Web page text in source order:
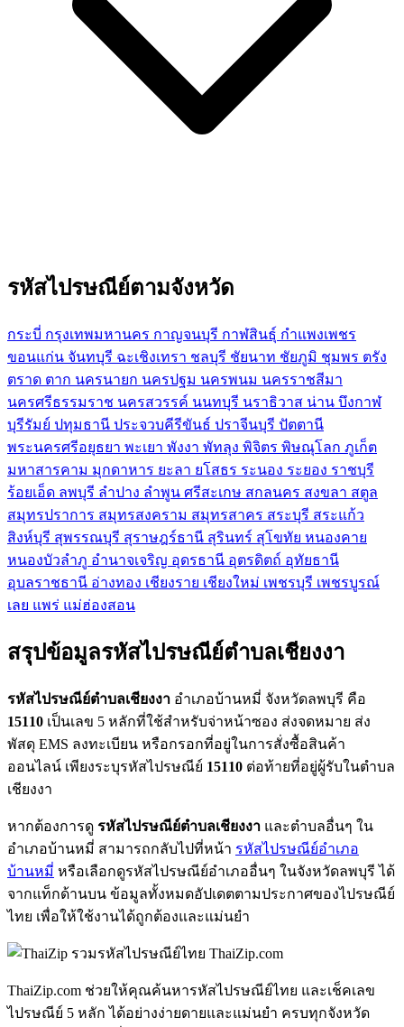
รหัสไปรษณีย์ตามจังหวัด
กระบี่ กรุงเทพมหานคร กาญจนบุรี กาฬสินธุ์ กำแพงเพชร
ขอนแก่น จันทบุรี ฉะเชิงเทรา ชลบุรี ชัยนาท ชัยภูมิ ชุมพร ตรัง
ตราด ตาก นครนายก นครปฐม นครพนม นครราชสีมา
นครศรีธรรมราช นครสวรรค์ นนทบุรี นราธิวาส น่าน บึงกาฬ
บุรีรัมย์ ปทุมธานี ประจวบคีรีขันธ์ ปราจีนบุรี ปัตตานี
พระนครศรีอยุธยา พะเยา พังงา พัทลุง พิจิตร พิษณุโลก ภูเก็ต
มหาสารคาม มุกดาหาร ยะลา ยโสธร ระนอง ระยอง ราชบุรี
ร้อยเอ็ด ลพบุรี ลำปาง ลำพูน ศรีสะเกษ สกลนคร สงขลา สตูล
สมุทรปราการ สมุทรสงคราม สมุทรสาคร สระบุรี สระแก้ว
สิงห์บุรี สุพรรณบุรี สุราษฎร์ธานี สุรินทร์ สุโขทัย หนองคาย
หนองบัวลำภู อำนาจเจริญ อุดรธานี อุตรดิตถ์ อุทัยธานี
อุบลราชธานี อ่างทอง เชียงราย เชียงใหม่ เพชรบุรี เพชรบูรณ์
เลย แพร่ แม่ฮ่องสอน
สรุปข้อมูลรหัสไปรษณีย์ตำบลเชียงงา
รหัสไปรษณีย์ตำบลเชียงงา อำเภอบ้านหมี่ จังหวัดลพบุรี คือ
15110 เป็นเลข 5 หลักที่ใช้สำหรับจ่าหน้าซอง ส่งจดหมาย ส่ง
พัสดุ EMS ลงทะเบียน หรือกรอกที่อยู่ในการสั่งซื้อสินค้า
ออนไลน์ เพียงระบุรหัสไปรษณีย์ 15110 ต่อท้ายที่อยู่ผู้รับในตำบล
เชียงงา
หากต้องการดู รหัสไปรษณีย์ตำบลเชียงงา และตำบลอื่นๆ ใน
อำเภอบ้านหมี่ สามารถกลับไปที่หน้า รหัสไปรษณีย์อำเภอ
บ้านหมี่ หรือเลือกดูรหัสไปรษณีย์อำเภออื่นๆ ในจังหวัดลพบุรี ได้
จากแท็กด้านบน ข้อมูลทั้งหมดอัปเดตตามประกาศของไปรษณีย์
ไทย เพื่อให้ใช้งานได้ถูกต้องและแม่นยำ
ThaiZip.com
ThaiZip.com ช่วยให้คุณค้นหารหัสไปรษณีย์ไทย และเช็คเลข
ไปรษณีย์ 5 หลัก ได้อย่างง่ายดายและแม่นยำ ครบทุกจังหวัด